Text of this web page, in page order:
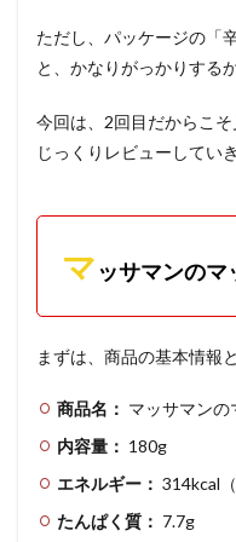
ただし、パッケージの「
と、かなりがっかりする
今回は、2回目だからこ
じっくりレビューしてい
マ ッサマンのマ
まずは、商品の基本情報
商品名： マッサマンの
内容量： 180g
エネルギー： 314kcal
たんぱく質： 7.7g